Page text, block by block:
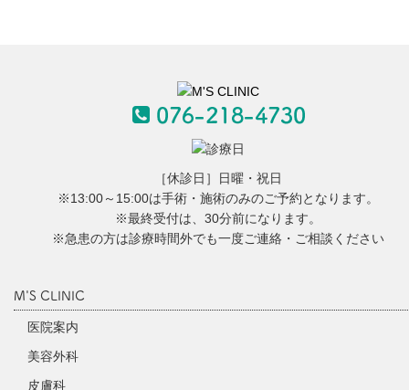
［休診日］日曜・祝日
※13:00～15:00は手術・施術のみのご予約となります。
※最終受付は、30分前になります。
※急患の方は診療時間外でも一度ご連絡・ご相談ください
M'S CLINIC
医院案内
美容外科
皮膚科